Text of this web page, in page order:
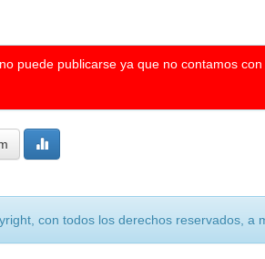
puede publicarse ya que no contamos
con todos los derechos reservados, a